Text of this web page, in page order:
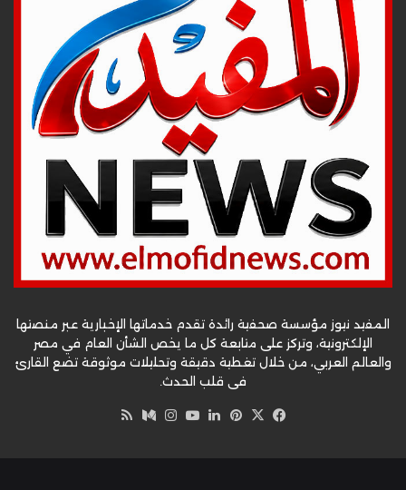
المفيد نيوز مؤسسة صحفية رائدة تقدم خدماتها الإخبارية عبر منصتها
الإلكترونية، وتركز على متابعة كل ما يخص الشأن العام في مصر
والعالم العربي، من خلال تغطية دقيقة وتحليلات موثوقة تضع القارئ
في قلب الحدث.
فيسبوك
‫X بينتيريست
لينكدإن‫YouTube
انستقرام
وسط